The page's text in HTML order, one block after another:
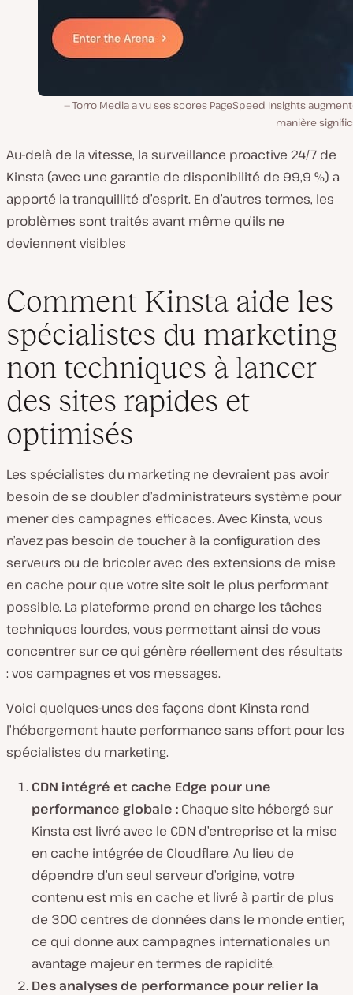
Torro Media a vu ses scores PageSpeed Insights
manière
Au-delà de la vitesse, la surveillance proactive 24/7 de
Kinsta (avec une garantie de disponibilité de 99,9 %) a
apporté la tranquillité d’esprit. En d’autres termes, les
problèmes sont traités avant même qu’ils ne
deviennent visibles
Comment Kinsta aide les
spécialistes du marketing
non techniques à lancer
des sites rapides et
optimisés
Les spécialistes du marketing ne devraient pas avoir
besoin de se doubler d’administrateurs système pour
mener des campagnes efficaces. Avec Kinsta, vous
n’avez pas besoin de toucher à la configuration des
serveurs ou de bricoler avec des extensions de mise
en cache pour que votre site soit le plus performant
possible. La plateforme prend en charge les tâches
techniques lourdes, vous permettant ainsi de vous
concentrer sur ce qui génère réellement des résultats
: vos campagnes et vos messages.
Voici quelques-unes des façons dont Kinsta rend
l’hébergement haute performance sans effort pour les
spécialistes du marketing.
CDN intégré et cache Edge pour une
performance globale : Chaque site hébergé sur
Kinsta est livré avec le CDN d’entreprise et la mise
en cache intégrée de Cloudflare. Au lieu de
dépendre d’un seul serveur d’origine, votre
contenu est mis en cache et livré à partir de plus
de 300 centres de données dans le monde entier,
ce qui donne aux campagnes internationales un
avantage majeur en termes de rapidité.
Des analyses de performance pour relier la